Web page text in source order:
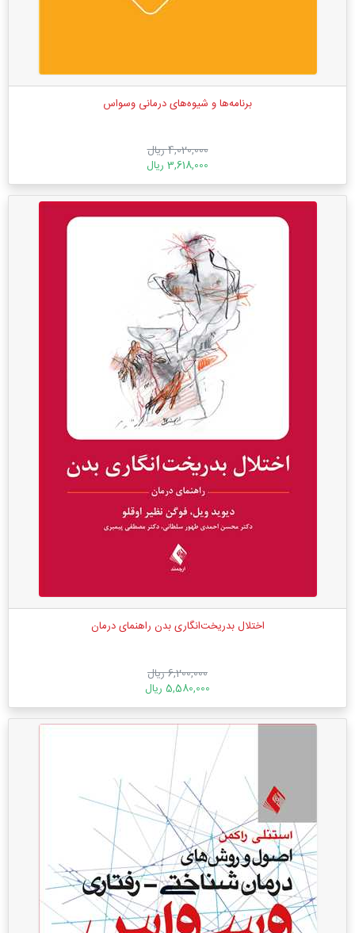
برنامه‌ها و شیوه‌های درمانی وسواس
4,020,000 ریال
3,618,000 ریال
اختلال بدریخت‌انگاری بدن راهنمای درمان
6,200,000 ریال
5,580,000 ریال